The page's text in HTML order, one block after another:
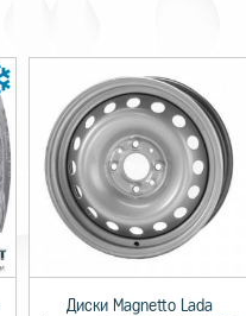
Диски Magnetto Lada